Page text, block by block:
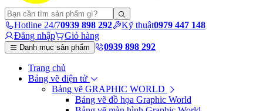
Hotline 24/70939 898 292 Kỹ thuật0979 447 148
Đăng nhập
Giỏ hàng
Danh mục sản phẩm 0939 898 292
Trang chủ
Bảng vẽ điện tử
Bảng vẽ GRAPHIC WORLD
Bảng vẽ đồ họa Graphic World